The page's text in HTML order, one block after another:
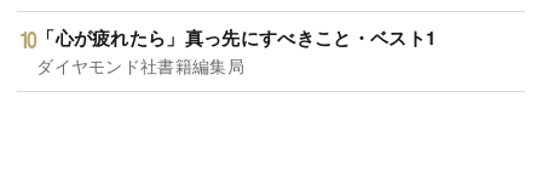
「心が疲れたら」真っ先にすべきこと・ベスト1
ダイヤモンド社書籍編集局